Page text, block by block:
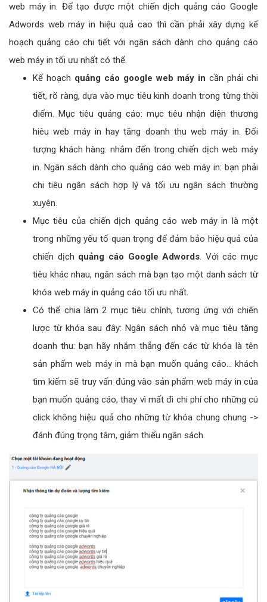
web máy in. Để tạo được một chiến dịch quảng cáo Google
Adwords web máy in hiệu quả cao thì cần phải xây dựng kế
hoạch quảng cáo chi tiết với ngân sách dành cho quảng cáo
web máy in tối ưu nhất có thể.
Kế hoạch quảng cáo google web máy in cần phải chi
tiết, rõ ràng, dựa vào mục tiêu kinh doanh trong từng thời
điểm. Mục tiêu quảng cáo: mục tiêu nhận diện thương
hiêu web máy in hay tăng doanh thu web máy in. Đối
tượng khách hàng: nhắm đến trong chiến dịch web máy
in. Ngân sách dành cho quảng cáo web máy in: bạn phải
chi tiêu ngân sách hợp lý và tối ưu ngân sách thường
xuyên.
Mục tiêu của chiến dịch quảng cáo web máy in là một
trong những yếu tố quan trọng để đảm bảo hiệu quả của
chiến dịch quảng cáo Google Adwords. Với các mục
tiêu khác nhau, ngân sách mà bạn tạo một danh sách từ
khóa web máy in quảng cáo tối ưu nhất.
Có thể chia làm 2 mục tiêu chính, tương ứng với chiến
lược từ khóa sau đây: Ngân sách nhỏ và mục tiêu tăng
doanh thu: bạn hãy nhắm thẳng đến các từ khóa là tên
sản phẩm web máy in mà bạn muốn quảng cáo... khách
tìm kiếm sẽ truy vấn đúng vào sản phẩm web máy in của
bạn muốn quảng cáo, thay vì mất đi chi phí cho những cú
click không hiệu quả cho những từ khóa chung chung ->
đánh đúng trọng tâm, giảm thiểu ngân sách.